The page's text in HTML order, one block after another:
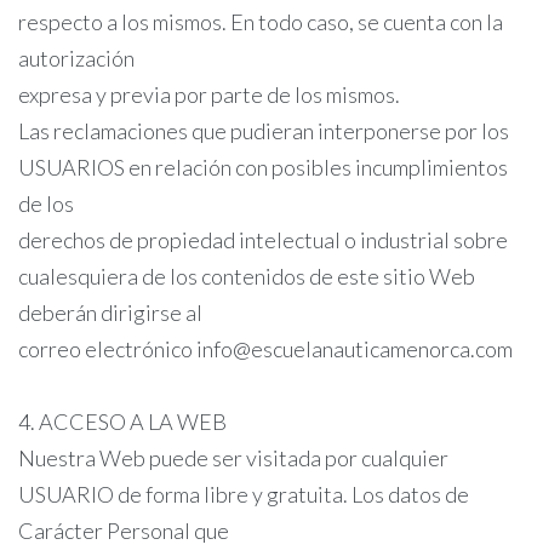
respecto a los mismos. En todo caso, se cuenta con la
autorización
expresa y previa por parte de los mismos.
Las reclamaciones que pudieran interponerse por los
USUARIOS en relación con posibles incumplimientos
de los
derechos de propiedad intelectual o industrial sobre
cualesquiera de los contenidos de este sitio Web
deberán dirigirse al
correo electrónico info@escuelanauticamenorca.com
4. ACCESO A LA WEB
Nuestra Web puede ser visitada por cualquier
USUARIO de forma libre y gratuita. Los datos de
Carácter Personal que